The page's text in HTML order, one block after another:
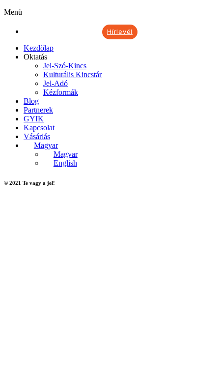
Menü
Hírlevél
Kezdőlap
Oktatás
Jel-Szó-Kincs
Kulturális Kincstár
Jel-Adó
Kézformák
Blog
Partnerek
GYIK
Kapcsolat
Vásárlás
Magyar
Magyar
English
© 2021 Te vagy a jel!